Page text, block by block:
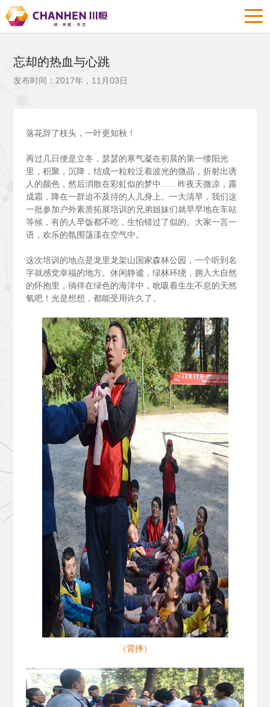
忘却的热血与心跳
发布时间：2017年，11月03日
落花辞了枝头，一叶更知秋！
再过几日便是立冬，瑟瑟的寒气凝在初晨的第一缕阳光
里，积聚，沉降，结成一粒粒泛着波光的微晶，折射出诱
人的颜色，然后消散在彩虹似的梦中...... 昨夜天微凉，露
成霜，降在一群迫不及待的人儿身上。一大清早，我们这
一批参加户外素质拓展培训的兄弟姐妹们就早早地在车站
等候，有的人早饭都不吃，生怕错过了似的。大家一言一
语，欢乐的氛围荡漾在空气中。
这次培训的地点是龙里龙架山国家森林公园，一个听到名
字就感觉幸福的地方。休闲静谧，绿林环绕，拥入大自然
的怀抱里，徜徉在绿色的海洋中，吮吸着生生不息的天然
氧吧！光是想想，都能受用许久了。
（背摔）